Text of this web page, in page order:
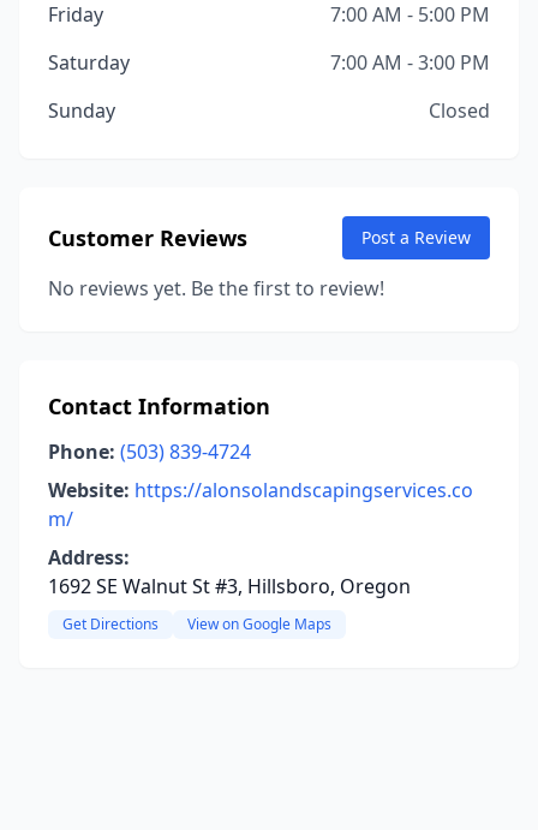
Friday
7:00 AM - 5:00 PM
Saturday
7:00 AM - 3:00 PM
Sunday
Closed
Customer Reviews Post a Review
No reviews yet. Be the first to review!
Contact Information
Phone: (503) 839-4724
Website: https://alonsolandscapingservices.co
m/
Address:
1692 SE Walnut St #3, Hillsboro, Oregon
Get Directions View on Google Maps